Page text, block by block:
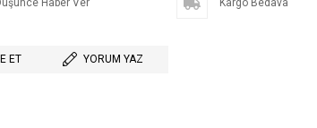
Haber Ver Kargo Bedava
ET YORUM YAZ